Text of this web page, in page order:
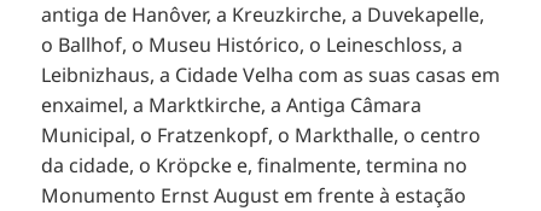
antiga de Hanôver, a Kreuzkirche, a Duvekapelle,
o Ballhof, o Museu Histórico, o Leineschloss, a
Leibnizhaus, a Cidade Velha com as suas casas em
enxaimel, a Marktkirche, a Antiga Câmara
Municipal, o Fratzenkopf, o Markthalle, o centro
da cidade, o Kröpcke e, finalmente, termina no
Monumento Ernst August em frente à estação